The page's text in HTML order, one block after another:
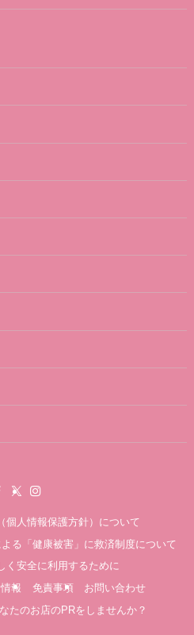
個人情報保護方針）について
る「健康被害」に救済制度について
く安全に利用するために
報
免責事項
お問い合わせ
たのお店のPRをしませんか？